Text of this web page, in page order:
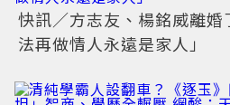
快訊／方志友、楊銘威離
法再做情人永遠是家人」